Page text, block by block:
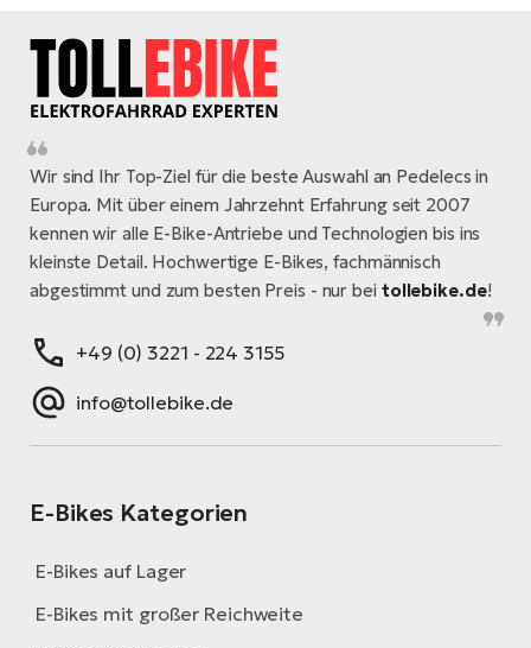
Wir sind Ihr Top-Ziel für die beste Auswahl an Pedelecs in
Europa. Mit über einem Jahrzehnt Erfahrung seit 2007
kennen wir alle E-Bike-Antriebe und Technologien bis ins
kleinste Detail. Hochwertige E-Bikes, fachmännisch
abgestimmt und zum besten Preis - nur bei tollebike.de!
+49 (0) 3221 - 224 3155
info@tollebike.de
E-Bikes Kategorien
E-Bikes auf Lager
E-Bikes mit großer Reichweite